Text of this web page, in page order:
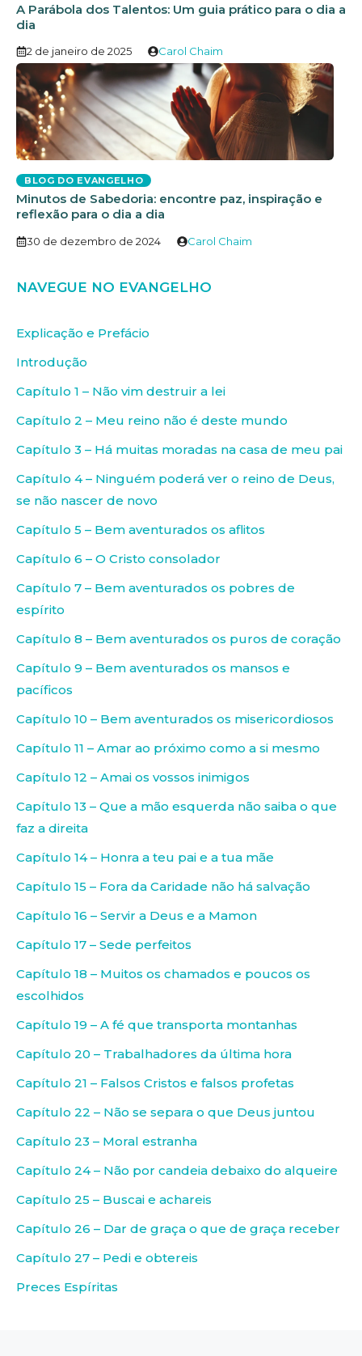
A Parábola dos Talentos: Um guia prático para o dia a
dia
2 de janeiro de 2025 Carol Chaim
BLOG DO EVANGELHO
Minutos de Sabedoria: encontre paz, inspiração e
reflexão para o dia a dia
30 de dezembro de 2024 Carol Chaim
NAVEGUE NO EVANGELHO
Explicação e Prefácio
Introdução
Capítulo 1 – Não vim destruir a lei
Capítulo 2 – Meu reino não é deste mundo
Capítulo 3 – Há muitas moradas na casa de meu pai
Capítulo 4 – Ninguém poderá ver o reino de Deus,
se não nascer de novo
Capítulo 5 – Bem aventurados os aflitos
Capítulo 6 – O Cristo consolador
Capítulo 7 – Bem aventurados os pobres de
espírito
Capítulo 8 – Bem aventurados os puros de coração
Capítulo 9 – Bem aventurados os mansos e
pacíficos
Capítulo 10 – Bem aventurados os misericordiosos
Capítulo 11 – Amar ao próximo como a si mesmo
Capítulo 12 – Amai os vossos inimigos
Capítulo 13 – Que a mão esquerda não saiba o que
faz a direita
Capítulo 14 – Honra a teu pai e a tua mãe
Capítulo 15 – Fora da Caridade não há salvação
Capítulo 16 – Servir a Deus e a Mamon
Capítulo 17 – Sede perfeitos
Capítulo 18 – Muitos os chamados e poucos os
escolhidos
Capítulo 19 – A fé que transporta montanhas
Capítulo 20 – Trabalhadores da última hora
Capítulo 21 – Falsos Cristos e falsos profetas
Capítulo 22 – Não se separa o que Deus juntou
Capítulo 23 – Moral estranha
Capítulo 24 – Não por candeia debaixo do alqueire
Capítulo 25 – Buscai e achareis
Capítulo 26 – Dar de graça o que de graça receber
Capítulo 27 – Pedi e obtereis
Preces Espíritas